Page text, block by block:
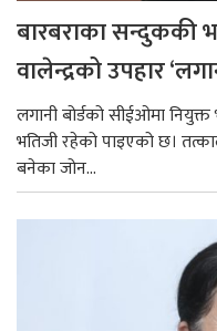
बारबराका सन्दुककी
वालेन्द्रको उपहार
लगानी बोर्डको सीईओमा
भतिजी रहेको पाइएको छ।
बनेका जोन...